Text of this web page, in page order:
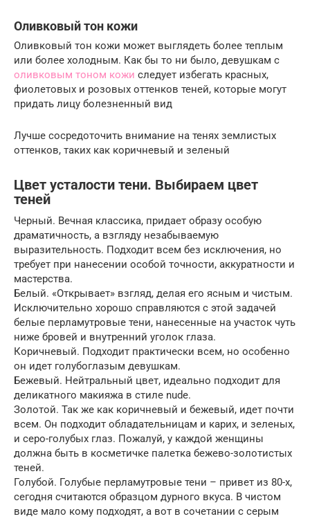
Оливковый тон кожи
Оливковый тон кожи может выглядеть более теплым
или более холодным. Как бы то ни было, девушкам с
оливковым тоном кожи следует избегать красных,
фиолетовых и розовых оттенков теней, которые могут
придать лицу болезненный вид
Лучше сосредоточить внимание на тенях землистых
оттенков, таких как коричневый и зеленый
Цвет усталости тени. Выбираем цвет
теней
Черный. Вечная классика, придает образу особую
драматичность, а взгляду незабываемую
выразительность. Подходит всем без исключения, но
требует при нанесении особой точности, аккуратности и
мастерства.
Белый. «Открывает» взгляд, делая его ясным и чистым.
Исключительно хорошо справляются с этой задачей
белые перламутровые тени, нанесенные на участок чуть
ниже бровей и внутренний уголок глаза.
Коричневый. Подходит практически всем, но особенно
он идет голубоглазым девушкам.
Бежевый. Нейтральный цвет, идеально подходит для
деликатного макияжа в стиле nude.
Золотой. Так же как коричневый и бежевый, идет почти
всем. Он подходит обладательницам и карих, и зеленых,
и серо-голубых глаз. Пожалуй, у каждой женщины
должна быть в косметичке палетка бежево-золотистых
теней.
Голубой. Голубые перламутровые тени – привет из 80-х,
сегодня считаются образцом дурного вкуса. В чистом
виде мало кому подходят, а вот в сочетании с серым